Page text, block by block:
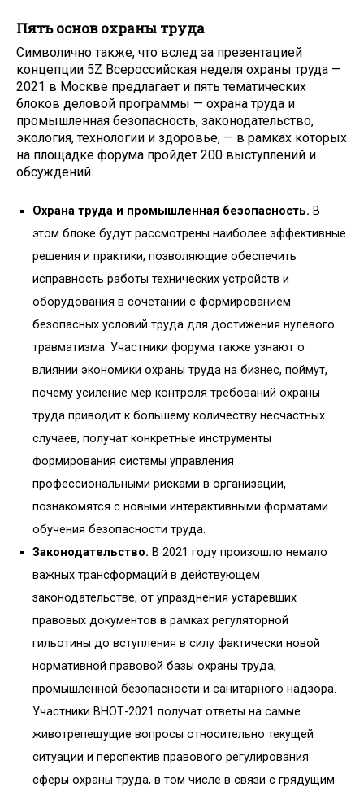
Пять основ охраны труда
Символично также, что вслед за презентацией
концепции 5Z Всероссийская неделя охраны труда —
2021 в Москве предлагает и пять тематических
блоков деловой программы — охрана труда и
промышленная безопасность, законодательство,
экология, технологии и здоровье, — в рамках которых
на площадке форума пройдёт 200 выступлений и
обсуждений.
Охрана труда и промышленная безопасность. В
этом блоке будут рассмотрены наиболее эффективные
решения и практики, позволяющие обеспечить
исправность работы технических устройств и
оборудования в сочетании с формированием
безопасных условий труда для достижения нулевого
травматизма. Участники форума также узнают о
влиянии экономики охраны труда на бизнес, поймут,
почему усиление мер контроля требований охраны
труда приводит к большему количеству несчастных
случаев, получат конкретные инструменты
формирования системы управления
профессиональными рисками в организации,
познакомятся с новыми интерактивными форматами
обучения безопасности труда.
Законодательство. В 2021 году произошло немало
важных трансформаций в действующем
законодательстве, от упразднения устаревших
правовых документов в рамках регуляторной
гильотины до вступления в силу фактически новой
нормативной правовой базы охраны труда,
промышленной безопасности и санитарного надзора.
Участники ВНОТ-2021 получат ответы на самые
животрепещущие вопросы относительно текущей
ситуации и перспектив правового регулирования
сферы охраны труда, в том числе в связи с грядущим